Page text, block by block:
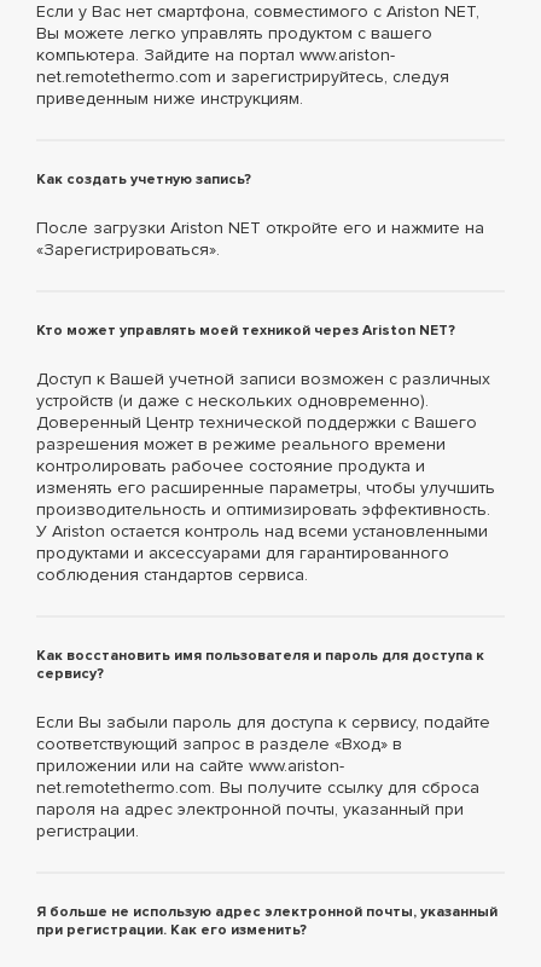
Если у Вас нет смартфона, совместимого с Ariston NET,
Вы можете легко управлять продуктом с вашего
компьютера. Зайдите на портал www.ariston-
net.remotethermo.com и зарегистрируйтесь, следуя
приведенным ниже инструкциям.
Как создать учетную запись?
После загрузки Ariston NET откройте его и нажмите на
«Зарегистрироваться».
Кто может управлять моей техникой через Ariston NET?
Доступ к Вашей учетной записи возможен с различных
устройств (и даже с нескольких одновременно).
Доверенный Центр технической поддержки с Вашего
разрешения может в режиме реального времени
контролировать рабочее состояние продукта и
изменять его расширенные параметры, чтобы улучшить
производительность и оптимизировать эффективность.
У Ariston остается контроль над всеми установленными
продуктами и аксессуарами для гарантированного
соблюдения стандартов сервиса.
Как восстановить имя пользователя и пароль для доступа к
сервису?
Если Вы забыли пароль для доступа к сервису, подайте
соответствующий запрос в разделе «Вход» в
приложении или на сайте www.ariston-
net.remotethermo.com. Вы получите ссылку для сброса
пароля на адрес электронной почты, указанный при
регистрации.
Я больше не использую адрес электронной почты, указанный
при регистрации. Как его изменить?